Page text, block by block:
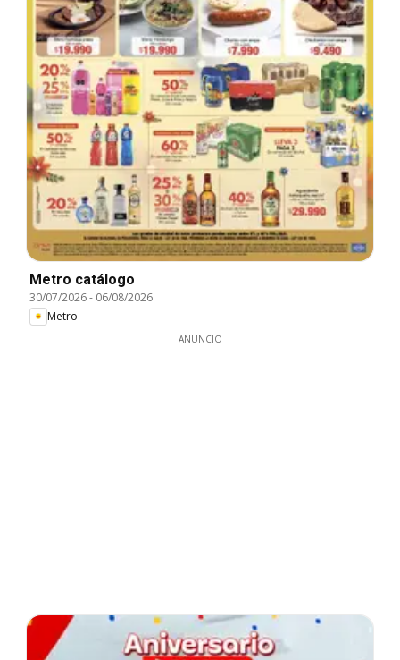
Metro catálogo
30/07/2026- 06/08/2026
Metro
ANUNCIO